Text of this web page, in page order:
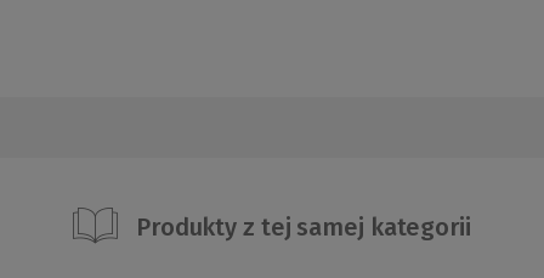
Produkty z tej samej kategorii